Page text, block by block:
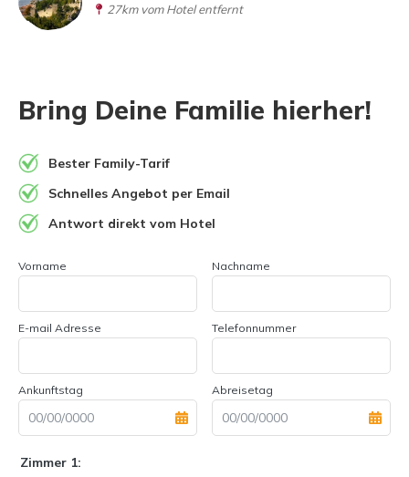
27km vom Hotel entfernt
Bring Deine Familie hierher!
Bester Family-Tarif
Schnelles Angebot per Email
Antwort direkt vom Hotel
Vorname Nachname
E-mail Adresse Telefonnummer
Ankunftstag Abreisetag
Zimmer 1: